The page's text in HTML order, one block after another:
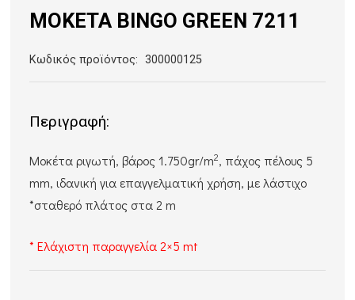
ΜΟΚΕΤΑ BINGO GREEN 7211
Κωδικός προϊόντος: 300000125
Περιγραφή:
Μοκέτα ριγωτή, βάρος 1.750gr/m2, πάχος πέλους 5
mm, ιδανική για επαγγελματική χρήση, με λάστιχο
*σταθερό πλάτος στα 2 m
* Ελάχιστη παραγγελία 2×5 mt